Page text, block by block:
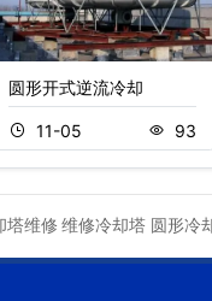
圆形开式逆流冷却
11-05 93
塔维修 维修冷却塔 圆形冷